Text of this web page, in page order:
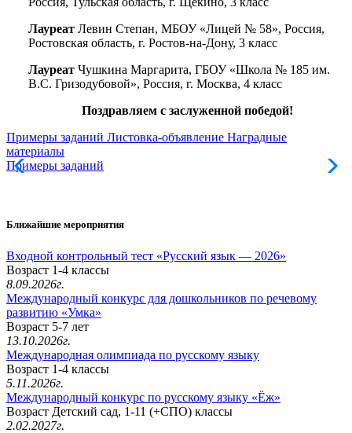
Лауреат Левин Степан, МБОУ «Лицей № 58», Россия,
Ростовская область, г. Ростов-на-Дону, 3 класс
Лауреат Чушкина Маргарита, ГБОУ «Школа № 185 им.
В.С. Гризодубовой», Россия, г. Москва, 4 класс
Поздравляем с заслуженной победой!
Примеры заданий Листовка-объявление Наградные
материалы
Примеры заданий
Ближайшие мероприятия
Входной контрольный тест «Русский язык — 2026»
Возраст 1-4 классы
8.09.2026г.
Международный конкурс для дошкольников по речевому
развитию «Умка»
Возраст 5-7 лет
13.10.2026г.
Международная олимпиада по русскому языку
Возраст 1-4 классы
5.11.2026г.
Международный конкурс по русскому языку «Ёж»
Возраст Детский сад, 1-11 (+СПО) классы
2.02.2027г.